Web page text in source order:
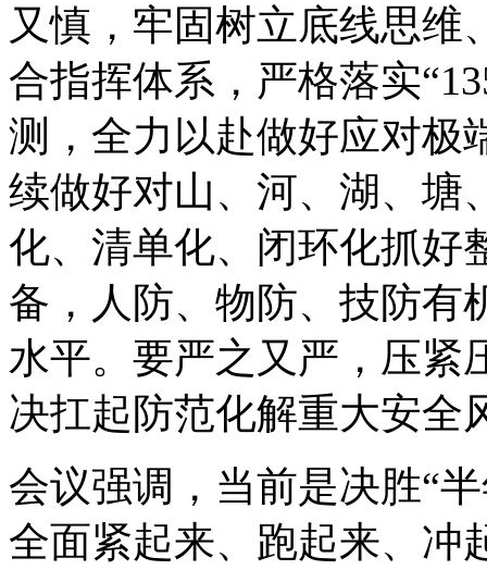
又慎，牢固树立底线思维
合指挥体系，严格落实
测，全力以赴做好应对极
续做好对山、河、湖、塘
化、清单化、闭环化抓好
备，人防、物防、技防有
水平。要严之又严，压紧
决扛起防范化解重大安全
会议强调，当前是决胜“
全面紧起来、跑起来、冲